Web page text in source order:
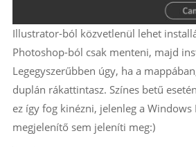
Illustrator-ból közvetlenül lehet
Photoshop-ból csak menteni, majd
Legegyszerűbben úgy, ha a
duplán rákattintasz. Színes betű
ez így fog kinézni, jelenleg a
megjelenítő sem jeleníti meg:)